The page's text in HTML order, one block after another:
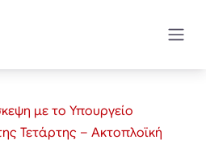
με το Υπουργείο
Τετάρτης – Ακτοπλοϊκή